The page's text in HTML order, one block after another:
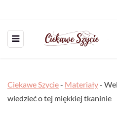
Ciekawe Szycie- Materiały-
wiedzieć o tej miękkiej tkaninie